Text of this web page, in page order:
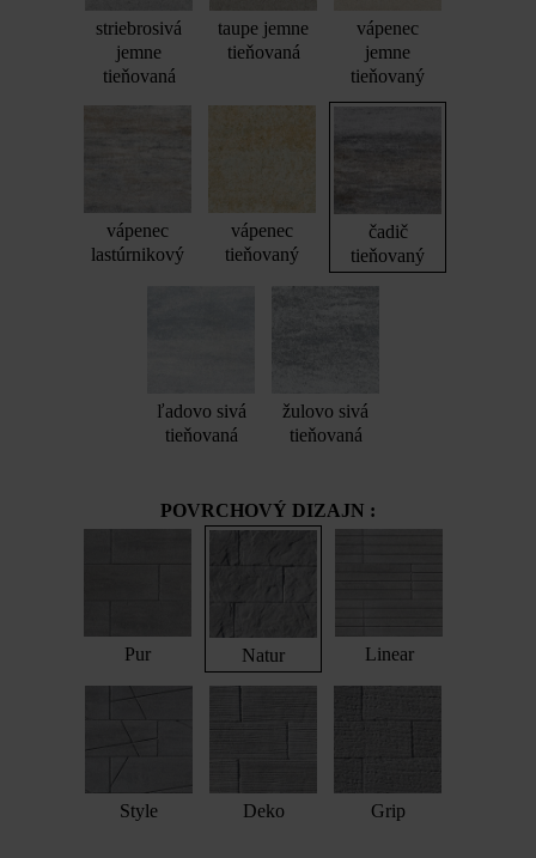
striebrosivá
jemne
tieňovaná
taupe jemne
tieňovaná
vápenec
jemne
tieňovaný
vápenec
lastúrnikový
vápenec
tieňovaný
čadič
tieňovaný
ľadovo sivá
tieňovaná
žulovo sivá
tieňovaná
POVRCHOVÝ DIZAJN :
Pur Natur Linear
Style Deko Grip